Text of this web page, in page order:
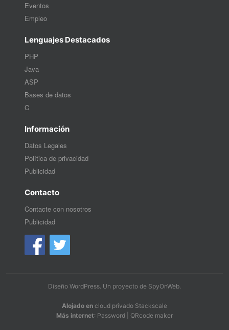
Eventos
Empleo
Lenguajes Destacados
PHP
Java
ASP
Bases de datos
C
Información
Datos Legales
Política de privacidad
Publicidad
Contacto
Contacte con nosotros
Publicidad
Diseño WordPress. Un proyecto de SpyOnWeb.
Alojado en cloud privado Stackscale
Más internet: Password QRcode maker